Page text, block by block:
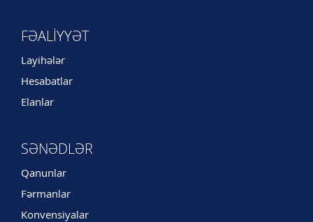
FƏALIYYƏT
Layihələr
Hesabatlar
Elanlar
SƏNƏDLƏR
Qanunlar
Fərmanlar
Konvensiyalar